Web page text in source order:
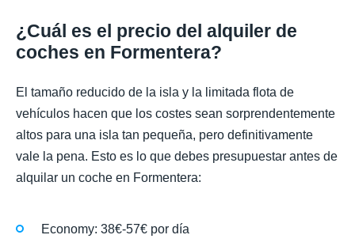
¿Cuál es el precio del alquiler de
coches en Formentera?
El tamaño reducido de la isla y la limitada flota de
vehículos hacen que los costes sean sorprendentemente
altos para una isla tan pequeña, pero definitivamente
vale la pena. Esto es lo que debes presupuestar antes de
alquilar un coche en Formentera:
Economy: 38€-57€ por día